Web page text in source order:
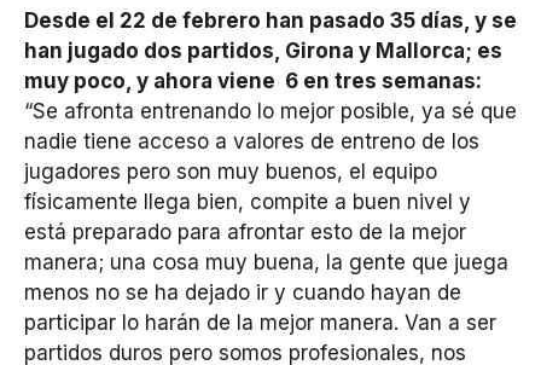
Desde el 22 de febrero han pasado 35 días, y se
han jugado dos partidos, Girona y Mallorca; es
muy poco, y ahora viene 6 en tres semanas:
“Se afronta entrenando lo mejor posible, ya sé que
nadie tiene acceso a valores de entreno de los
jugadores pero son muy buenos, el equipo
físicamente llega bien, compite a buen nivel y
está preparado para afrontar esto de la mejor
manera; una cosa muy buena, la gente que juega
menos no se ha dejado ir y cuando hayan de
participar lo harán de la mejor manera. Van a ser
partidos duros pero somos profesionales, nos